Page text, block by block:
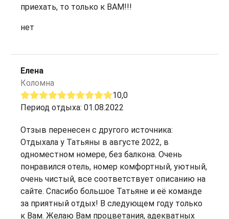
приехать, то только к ВАМ!!!
нет
Елена
Коломна
10,0
Период отдыха: 01.08.2022
Отзыв перенесен с другого источника:
Отдыхала у Татьяны в августе 2022, в
одноместном номере, без балкона. Очень
понравился отель, номер комфортный, уютный,
очень чистый, все соответствует описанию на
сайте. Спасибо большое Татьяне и её команде
за приятный отдых! В следующем году только
к Вам. Желаю Вам процветания, адекватных